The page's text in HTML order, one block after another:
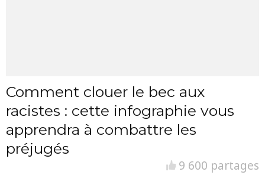
Comment clouer le bec aux
racistes : cette infographie vous
apprendra à combattre les
préjugés
9 600 partages